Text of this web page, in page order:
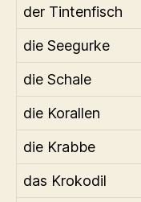
der Tintenfisch
die Seegurke
die Schale
die Korallen
die Krabbe
das Krokodil